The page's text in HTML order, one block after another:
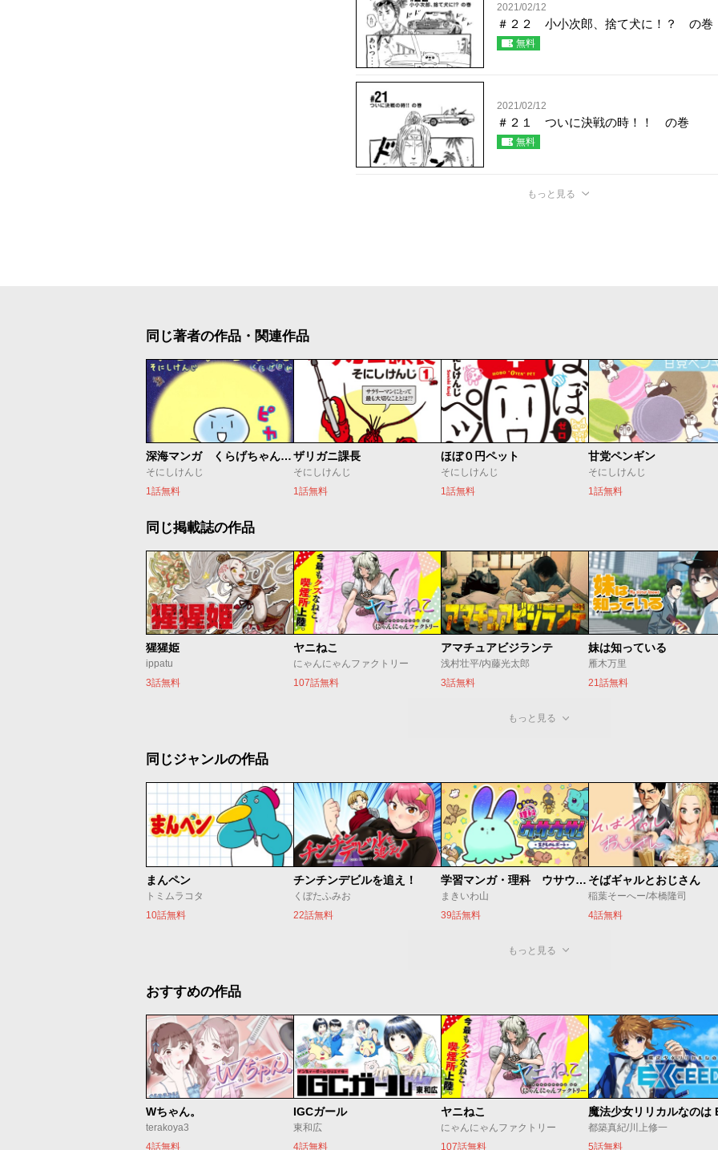
2021/02/12
＃２２ 小小次郎、捨て犬に！？ の巻
無料
2021/02/12
＃２１ ついに決戦の時！！ の巻
無料
もっと見る
同じ著者の作品・関連作品
深海マンガ くらげちゃん くらげ日和
そにしけんじ
1話無料
ザリガニ課長
そにしけんじ
1話無料
ほぼ０円ペット
そにしけんじ
1話無料
甘党ペンギン
そにしけんじ
1話無料
同じ掲載誌の作品
猩猩姫
ippatu
3話無料
ヤニねこ
にゃんにゃんファクトリー
107話無料
アマチュアビジランテ
浅村壮平/内藤光太郎
3話無料
妹は知っている
雁木万里
21話無料
もっと見る
同じジャンルの作品
まんペン
トミムラコタ
10話無料
チンチンデビルを追え！
くぼたふみお
22話無料
学習マンガ・理科 ウサウサ！
まきいわ山
39話無料
そばギャルとおじさん
稲葉そーへー/本橋隆司
4話無料
もっと見る
おすすめの作品
Wちゃん。
terakoya3
4話無料
IGCガール
東和広
4話無料
ヤニねこ
にゃんにゃんファクトリー
107話無料
都築真紀/川上修一
5話無料